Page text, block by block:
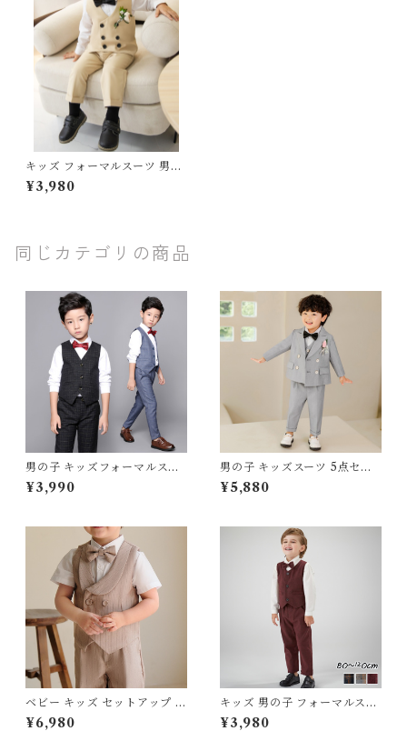
キッズ フォーマルスーツ 男の
子 5点セット ベスト パンツ シ
ャツ リボン コサージュ 入園
¥3,980
同じカテゴリの商品
男の子 キッズフォーマルスー
ツ 5点セット チェック ベスト
入園式 入学式 結婚式 発表会
¥3,990
男の子 キッズスーツ 5点セッ
ト フォーマルスーツ グレー ベ
ージュ ベスト付き 結婚式 入園
¥5,880
ベビー キッズ セットアップ ス
トライプ スーツ シャツ ジャケ
ット パンツ ベスト 半袖 長袖
¥6,980
キッズ 男の子 フォーマルスー
ツ スーツ 4点セット セレモニ
ー 結婚式 七五三 入園 卒園 80
¥3,980